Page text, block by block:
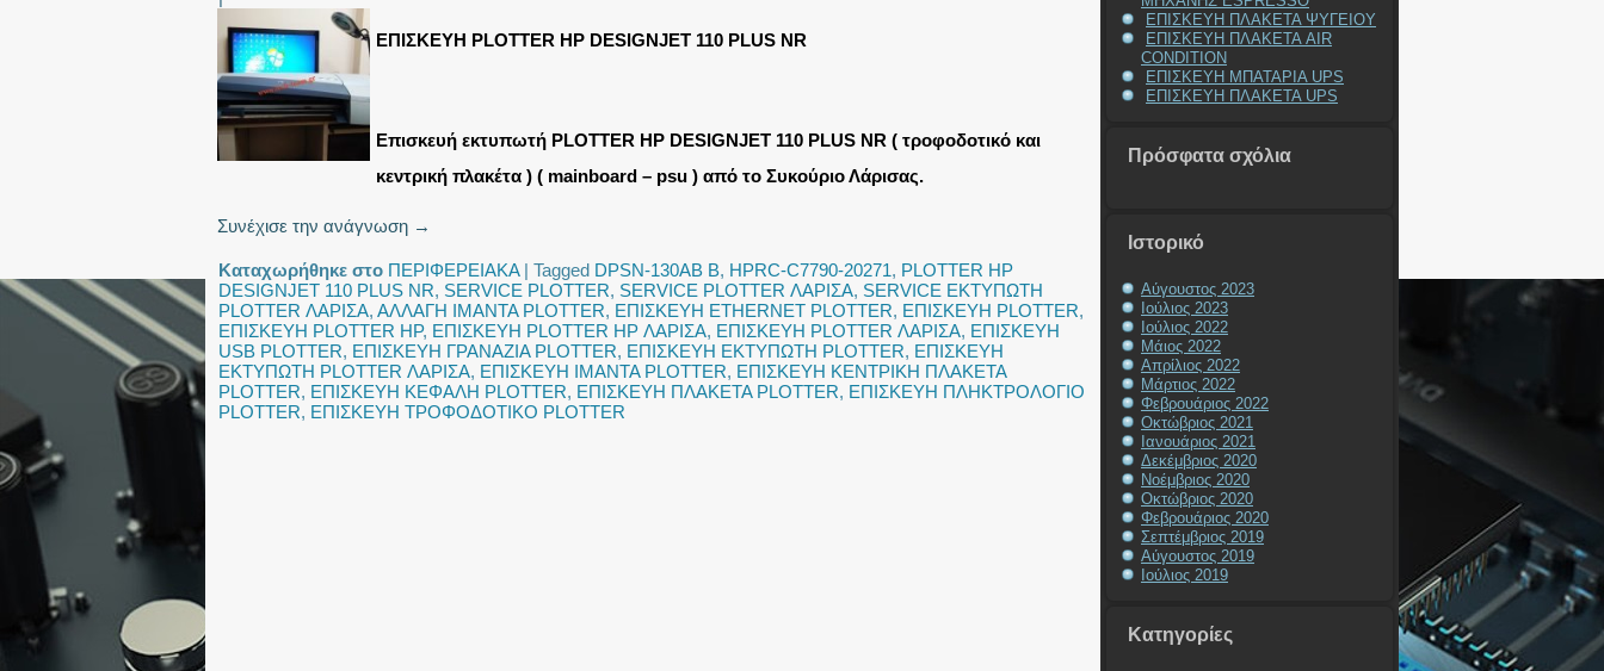
ΕΠΙΣΚΕΥΗ PLOTTER HP DESIGNJET 110 PLUS NR
Επισκευή εκτυπωτή PLOTTER HP DESIGNJET 110 PLUS NR ( τροφοδοτικό και
κεντρική πλακέτα ) ( mainboard – psu ) από το Συκούριο Λάρισας.
Συνέχισε την ανάγνωση →
Καταχωρήθηκε στο ΠΕΡΙΦΕΡΕΙΑΚΑ| Tagged DPSN-130AB B, HPRC-C7790-20271, PLOTTER HP
DESIGNJET 110 PLUS NR, SERVICE PLOTTER, SERVICE PLOTTER ΛΑΡΙΣΑ, SERVICE ΕΚΤΥΠΩΤΗ
PLOTTER ΛΑΡΙΣΑ, ΑΛΛΑΓΗ ΙΜΑΝΤΑ PLOTTER, ΕΠΙΣΚΕΥΗ ETHERNET PLOTTER, ΕΠΙΣΚΕΥΗ PLOTTER,
ΕΠΙΣΚΕΥΗ PLOTTER HP, ΕΠΙΣΚΕΥΗ PLOTTER HP ΛΑΡΙΣΑ, ΕΠΙΣΚΕΥΗ PLOTTER ΛΑΡΙΣΑ, ΕΠΙΣΚΕΥΗ
USB PLOTTER, ΕΠΙΣΚΕΥΗ ΓΡΑΝΑΖΙΑ PLOTTER, ΕΠΙΣΚΕΥΗ ΕΚΤΥΠΩΤΗ PLOTTER, ΕΠΙΣΚΕΥΗ
ΕΚΤΥΠΩΤΗ PLOTTER ΛΑΡΙΣΑ, ΕΠΙΣΚΕΥΗ ΙΜΑΝΤΑ PLOTTER, ΕΠΙΣΚΕΥΗ ΚΕΝΤΡΙΚΗ ΠΛΑΚΕΤΑ
PLOTTER, ΕΠΙΣΚΕΥΗ ΚΕΦΑΛΗ PLOTTER, ΕΠΙΣΚΕΥΗ ΠΛΑΚΕΤΑ PLOTTER, ΕΠΙΣΚΕΥΗ ΠΛΗΚΤΡΟΛΟΓΙΟ
PLOTTER, ΕΠΙΣΚΕΥΗ ΤΡΟΦΟΔΟΤΙΚΟ PLOTTER
ΕΠΙΣΚΕΥΗ ΠΛΑΚΕΤΑ ΨΥΓΕΙΟΥ
ΕΠΙΣΚΕΥΗ ΠΛΑΚΕΤΑ AIR
CONDITION
ΕΠΙΣΚΕΥΗ ΜΠΑΤΑΡΙΑ UPS
ΕΠΙΣΚΕΥΗ ΠΛΑΚΕΤΑ UPS
Πρόσφατα σχόλια
Ιστορικό
Αύγουστος 2023
Ιούλιος 2023
Ιούλιος 2022
Μάιος 2022
Απρίλιος 2022
Μάρτιος 2022
Φεβρουάριος 2022
Οκτώβριος 2021
Ιανουάριος 2021
Δεκέμβριος 2020
Νοέμβριος 2020
Οκτώβριος 2020
Φεβρουάριος 2020
Σεπτέμβριος 2019
Αύγουστος 2019
Ιούλιος 2019
Kατηγορίες